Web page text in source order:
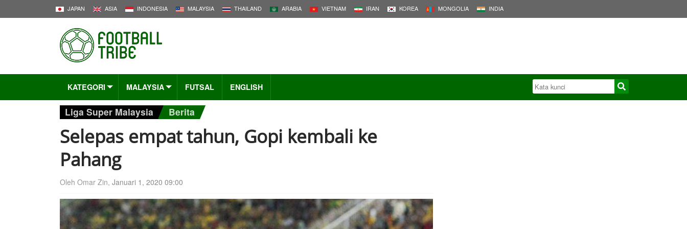
JAPAN ASIA INDONESIA MALAYSIA THAILAND ARABIA VIETNAM IRAN KOREA MONGOLIA INDIA
KATEGORI MALAYSIA FUTSAL ENGLISH
Liga Super Malaysia Berita
Selepas empat tahun, Gopi kembali ke
Pahang
Oleh Omar Zin, Januari 1, 2020 09:00